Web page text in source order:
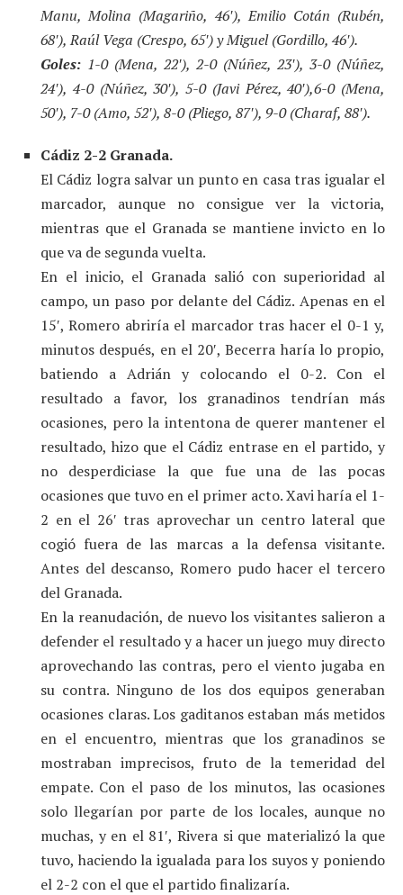
Manu, Molina (Magariño, 46′), Emilio Cotán (Rubén,
68′), Raúl Vega (Crespo, 65′) y Miguel (Gordillo, 46′).
Goles: 1-0 (Mena, 22′), 2-0 (Núñez, 23′), 3-0 (Núñez,
24′), 4-0 (Núñez, 30′), 5-0 (Javi Pérez, 40′),6-0 (Mena,
50′), 7-0 (Amo, 52′), 8-0 (Pliego, 87′), 9-0 (Charaf, 88′).
Cádiz 2-2 Granada.
El Cádiz logra salvar un punto en casa tras igualar el
marcador, aunque no consigue ver la victoria,
mientras que el Granada se mantiene invicto en lo
que va de segunda vuelta.
En el inicio, el Granada salió con superioridad al
campo, un paso por delante del Cádiz. Apenas en el
15′, Romero abriría el marcador tras hacer el 0-1 y,
minutos después, en el 20′, Becerra haría lo propio,
batiendo a Adrián y colocando el 0-2. Con el
resultado a favor, los granadinos tendrían más
ocasiones, pero la intentona de querer mantener el
resultado, hizo que el Cádiz entrase en el partido, y
no desperdiciase la que fue una de las pocas
ocasiones que tuvo en el primer acto. Xavi haría el 1-
2 en el 26′ tras aprovechar un centro lateral que
cogió fuera de las marcas a la defensa visitante.
Antes del descanso, Romero pudo hacer el tercero
del Granada.
En la reanudación, de nuevo los visitantes salieron a
defender el resultado y a hacer un juego muy directo
aprovechando las contras, pero el viento jugaba en
su contra. Ninguno de los dos equipos generaban
ocasiones claras. Los gaditanos estaban más metidos
en el encuentro, mientras que los granadinos se
mostraban imprecisos, fruto de la temeridad del
empate. Con el paso de los minutos, las ocasiones
solo llegarían por parte de los locales, aunque no
muchas, y en el 81′, Rivera si que materializó la que
tuvo, haciendo la igualada para los suyos y poniendo
el 2-2 con el que el partido finalizaría.